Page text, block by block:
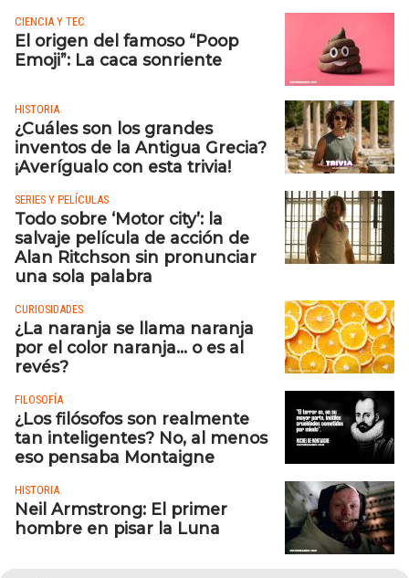
CIENCIA Y TEC
El origen del famoso “Poop
Emoji”: La caca sonriente
HISTORIA
¿Cuáles son los grandes
inventos de la Antigua Grecia?
¡Averígualo con esta trivia!
SERIES Y PELÍCULAS
Todo sobre ‘Motor city’: la
salvaje película de acción de
Alan Ritchson sin pronunciar
una sola palabra
CURIOSIDADES
¿La naranja se llama naranja
por el color naranja… o es al
revés?
FILOSOFÍA
¿Los filósofos son realmente
tan inteligentes? No, al menos
eso pensaba Montaigne
HISTORIA
Neil Armstrong: El primer
hombre en pisar la Luna